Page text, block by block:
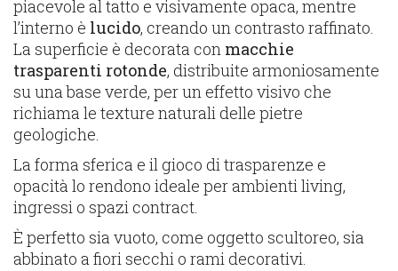
piacevole al tatto e visivamente opaca, mentre
l’interno è lucido, creando un contrasto raffinato.
La superficie è decorata con macchie
trasparenti rotonde, distribuite armoniosamente
su una base verde, per un effetto visivo che
richiama le texture naturali delle pietre
geologiche.
La forma sferica e il gioco di trasparenze e
opacità lo rendono ideale per ambienti living,
ingressi o spazi contract.
È perfetto sia vuoto, come oggetto scultoreo, sia
abbinato a fiori secchi o rami decorativi.